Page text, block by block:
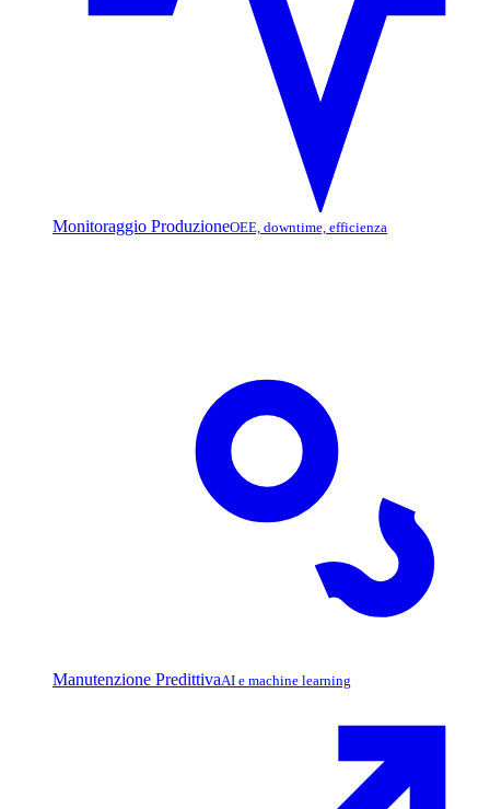
Monitoraggio ProduzioneOEE, downtime, efficienza
Manutenzione PredittivaAI e machine learning